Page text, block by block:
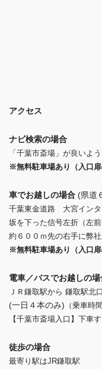
アクセス
ナビ検索の場合
「千葉市斎場」が良いよ
※無料駐車場あり（入口扉
車でお越しの場合 (県道
千葉東金道路 大宮イン
坂を下った信号左折（左
約６００ｍ先の右手に弊社
※無料駐車場あり（入口扉
電車／バスでお越しの場
ＪＲ鎌取駅から 鎌取駅北
(一日４本のみ) （乗車時
【千葉市斎場入口】下車
徒歩の場合
最寄り駅はJR鎌取駅